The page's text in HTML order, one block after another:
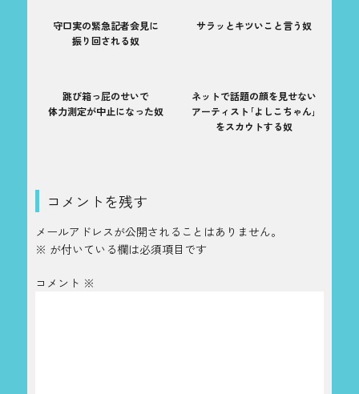
守口実の緊急記者会見に
振り回される奴
サラッとキツいこと言う奴
跳び箱っ屁のせいで
体力測定が中止になった奴
ネットで話題の顔を見せない
アーティスト｢よしこちゃん｣
をスカウトする奴
コメントを残す
メールアドレスが公開されることはありません。
※ が付いている欄は必須項目です
コメント ※